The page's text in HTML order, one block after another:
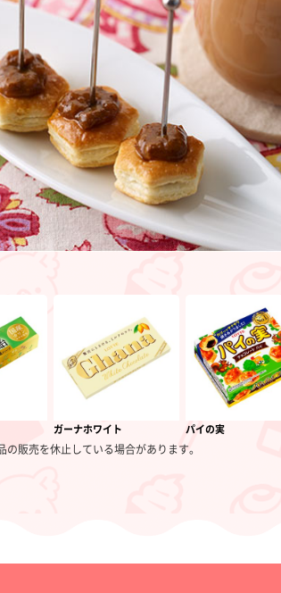
ガーナホワイト パイの実
販売を休止している場合があります。